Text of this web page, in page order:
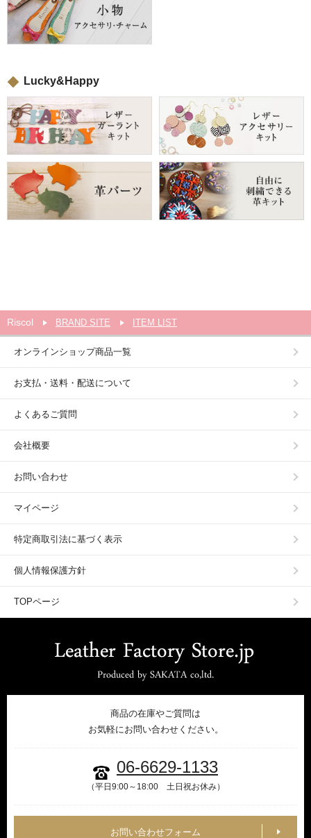
Lucky&Happy
Riscol BRAND SITE ITEM LIST
オンラインショップ商品一覧
お支払・送料・配送について
よくあるご質問
会社概要
お問い合わせ
マイページ
特定商取引法に基づく表示
個人情報保護方針
TOPページ
商品の在庫やご質問は
お気軽にお問い合わせください。
06-6629-1133
（平日9:00～18:00 土日祝お休み）
お問い合わせフォーム